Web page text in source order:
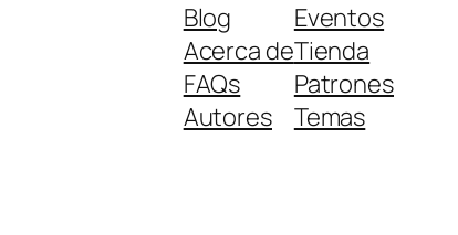
Blog
Acerca de
FAQs
Autores
Eventos
Tienda
Patrones
Temas